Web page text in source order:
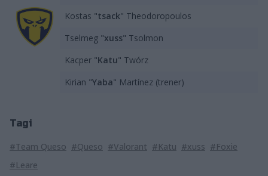
Kostas "tsack" Theodoropoulos
Tselmeg "xuss" Tsolmon
Kacper "Katu" Twórz
Kirian "Yaba" Martínez (trener)
Tagi
#Team Queso #Queso #Valorant #Katu #xuss #Foxie
#Leare